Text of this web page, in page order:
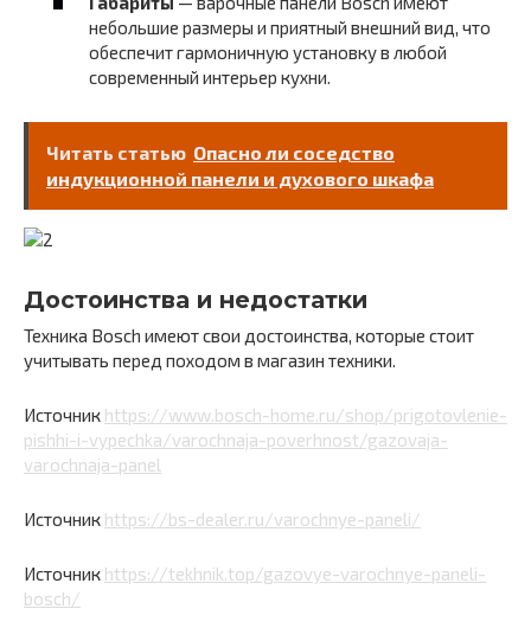
небольшие размеры и приятный внешний вид, что
обеспечит гармоничную установку в любой
современный интерьер кухни.
Читать статью Опасно ли соседство
индукционной панели и духового шкафа
Достоинства и недостатки
Техника Bosch имеют свои достоинства, которые стоит
учитывать перед походом в магазин техники.
Источник https://www.bosch-home.ru/shop/prigotovlenie-
pishhi-i-vypechka/varochnaja-poverhnost/gazovaja-
varochnaja-panel
Источник https://bs-dealer.ru/varochnye-paneli/
Источник https://tekhnik.top/gazovye-varochnye-paneli-
bosch/